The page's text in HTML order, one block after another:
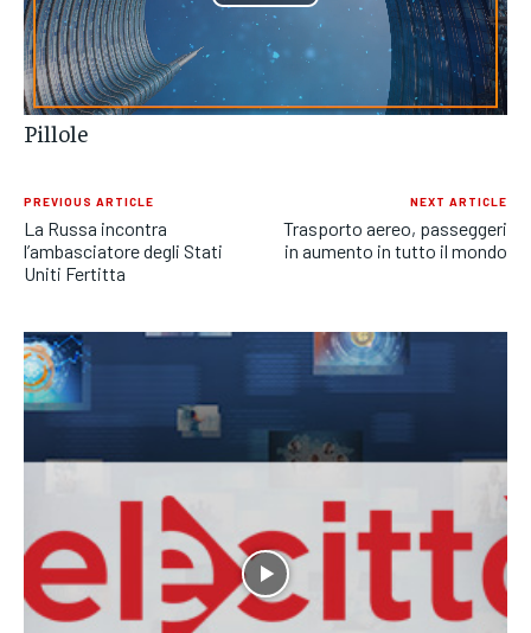
POLITICA
ECONOMIA
CONTATTI
POLITICA
ECONOMIA
SPORT
CONTATTI
POLITICA
ECONOMIA
SPORT
CONTATTI
Video
Pillole
PREVIOUS ARTICLE
La Russa incontra
l’ambasciatore degli Stati
Uniti Fertitta
NEXT ARTICLE
Trasporto aereo, passeggeri
in aumento in tutto il mondo